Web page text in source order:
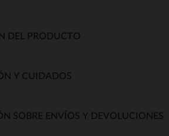
DEL PRODUCTO
Y CUIDADOS
SOBRE ENVÍOS Y DEVOLUCIONES